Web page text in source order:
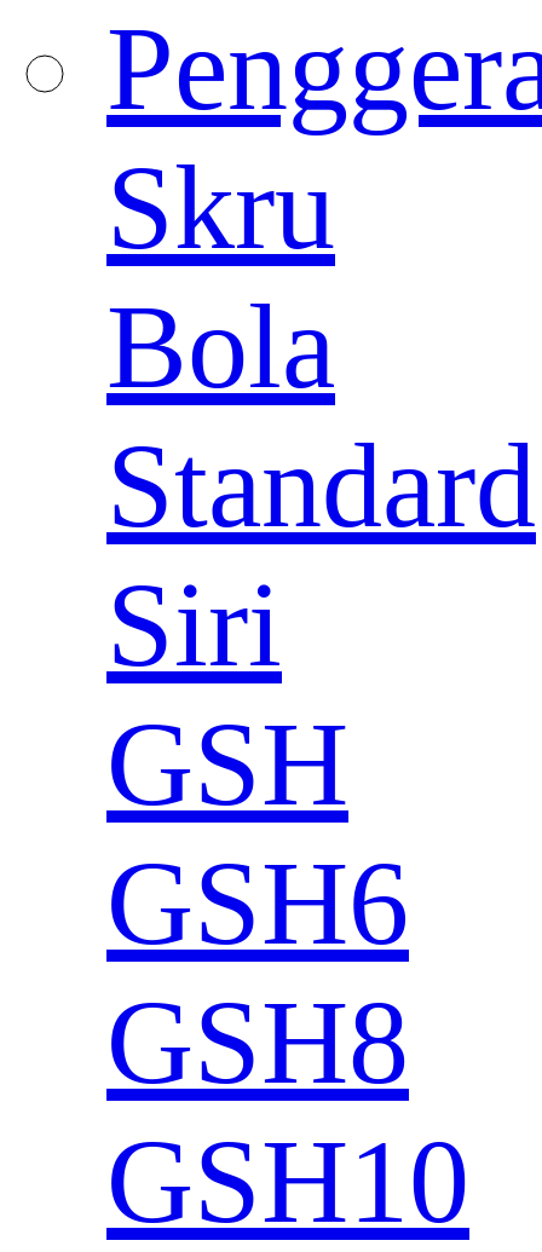
Skru
Bola
Standard
Siri
GSH
GSH6
GSH8
GSH10